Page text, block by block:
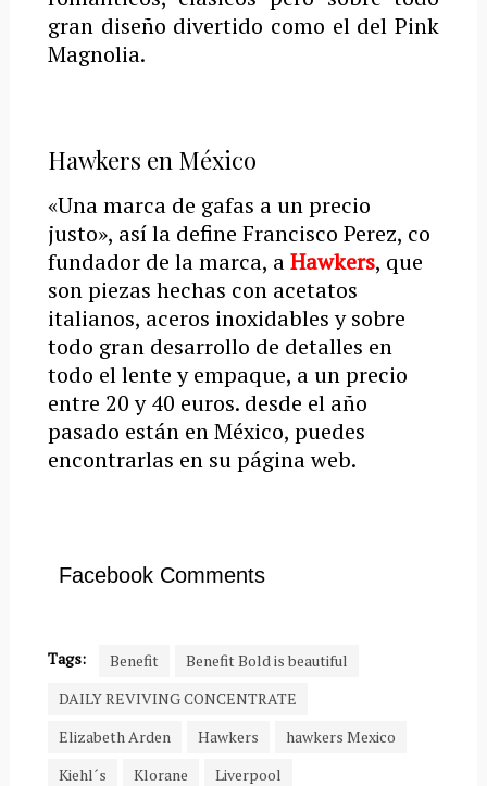
gran diseño divertido como el del Pink
Magnolia.
Hawkers en México
«Una marca de gafas a un precio
justo», así la define Francisco Perez, co
fundador de la marca, aHawkers, que
son piezas hechas con acetatos
italianos, aceros inoxidables y sobre
todo gran desarrollo de detalles en
todo el lente y empaque, a un precio
entre 20 y 40 euros. desde el año
pasado están en México, puedes
encontrarlas en su página web.
Facebook Comments
Tags: Benefit
Benefit Bold is beautiful
DAILY REVIVING CONCENTRATE
Elizabeth Arden
Hawkers
hawkers Mexico
Kiehl´s
Klorane
Liverpool